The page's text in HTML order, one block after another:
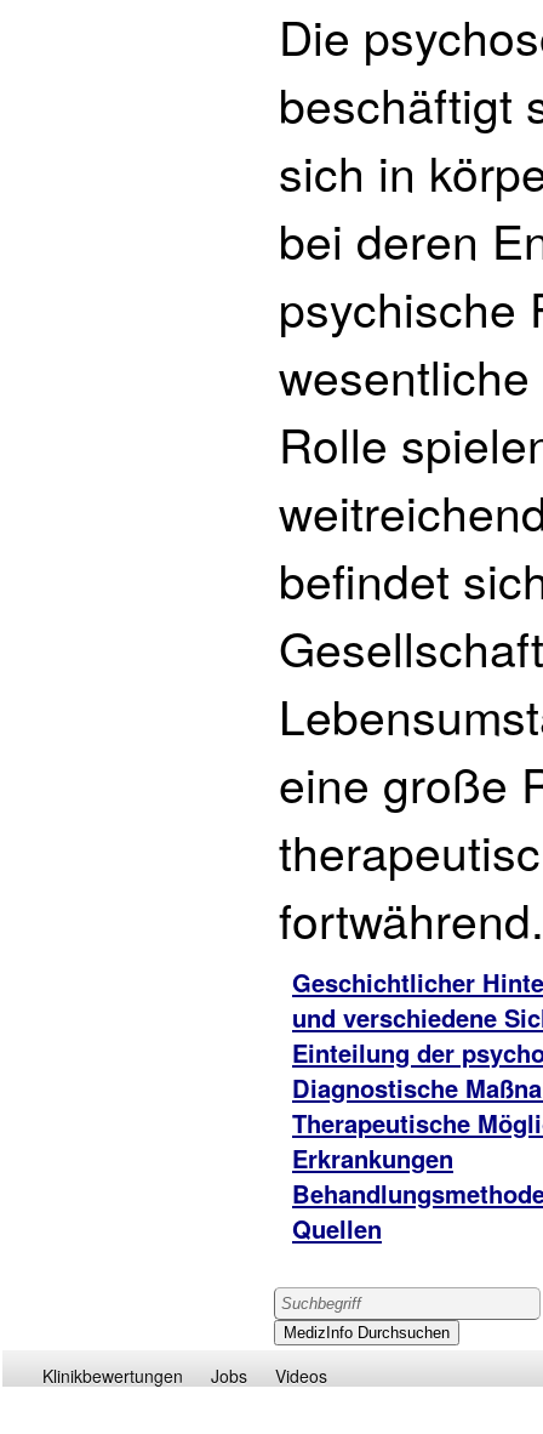
Die
beschäftigt
sich in
bei deren
psychische
Rolle
befindet
eine große
fortwährend.
Geschichtlicher
und verschiedene
Einteilung der
Diagnostische
Therapeutische
Erkrankungen
Quellen
Klinikbewertungen Jobs Videos